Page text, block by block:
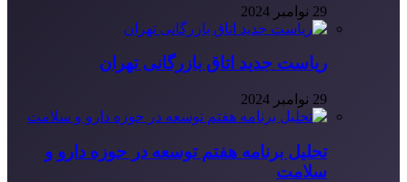
29 نوامبر 2024
ریاست جدید اتاق بازرگانی تهران
29 نوامبر 2024
تحلیل برنامه هفتم توسعه در حوزه دارو و
سلامت